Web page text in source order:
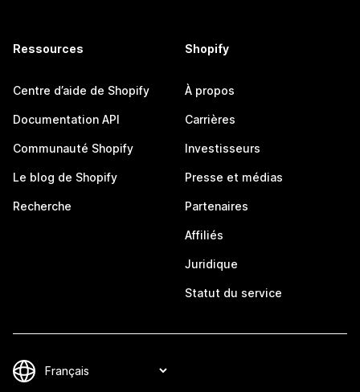
Ressources
Centre d’aide de Shopify
Documentation API
Communauté Shopify
Le blog de Shopify
Recherche
Shopify
À propos
Carrières
Investisseurs
Presse et médias
Partenaires
Affiliés
Juridique
Statut du service